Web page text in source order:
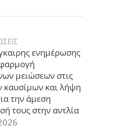
ενημέρωσης
μειώσεων στις
καυσίμων και λήψη
την άμεση
τους στην αντλία